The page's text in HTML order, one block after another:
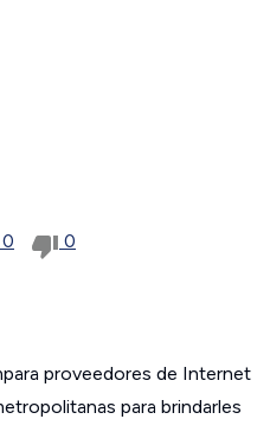
0 0
proveedores de Internet
para brindarles